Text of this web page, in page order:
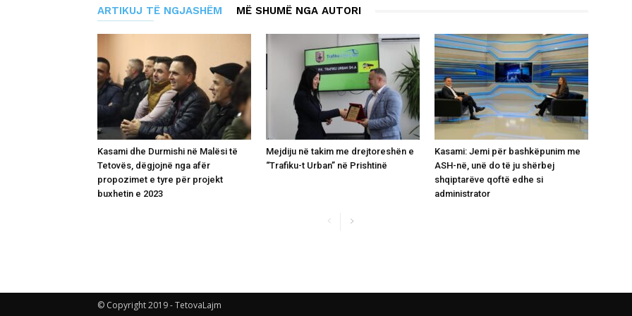
ARTIKUJ TË NGJASHËM MË SHUMË NGA AUTORI
Kasami dhe Durmishi në Malësi të
Tetovës, dëgjojnë nga afër
propozimet e tyre për projekt
buxhetin e 2023
Mejdiju në takim me drejtoreshën e
“Trafiku-t Urban” në Prishtinë
Kasami: Jemi për bashkëpunim me
ASH-në, unë do të ju shërbej
shqiptarëve qoftë edhe si
administrator
© Copyright 2019 - TetovaLajm